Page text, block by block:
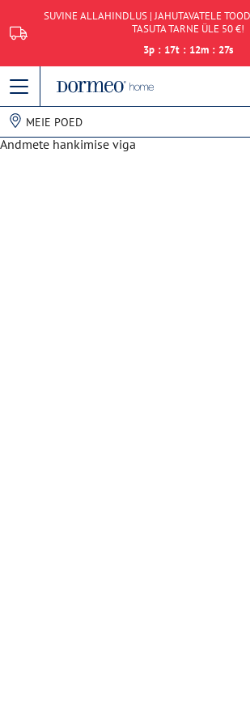
SUVINE ALLAHINDLUS | JAHUTAVATELE
TASUTA TARNE ÜLE 50 €!
3p : 17t : 12m : 27s
MEIE POED
Andmete hankimise viga